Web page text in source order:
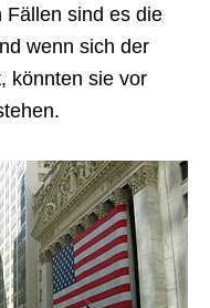
Fällen sind es die
wenn sich der
könnten sie vor